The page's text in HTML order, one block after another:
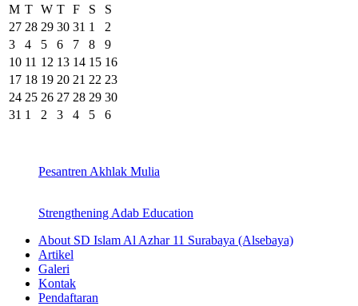
M T W T F S
S
27 28 29 30 31 1
2
3
4 5 6 7 8
9
10 11 12 13 14 15 16
17 18 19 20 21 22 23
24 25 26 27 28 29 30
31 1 2 3 4 5 6
Pesantren Akhlak Mulia
Strengthening Adab Education
About SD Islam Al Azhar 11 Surabaya (Alsebaya)
Artikel
Galeri
Kontak
Pendaftaran